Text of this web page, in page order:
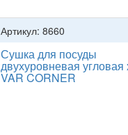
Артикул: 8660
Сушка для посуды
двухуровневая угловая
VAR CORNER